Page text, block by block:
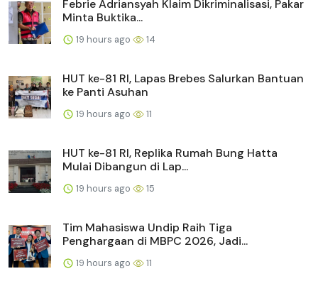
Febrie Adriansyah Klaim Dikriminalisasi, Pakar
Minta Buktika...
19 hours ago 14
HUT ke-81 RI, Lapas Brebes Salurkan Bantuan
ke Panti Asuhan
19 hours ago 11
HUT ke-81 RI, Replika Rumah Bung Hatta
Mulai Dibangun di Lap...
19 hours ago 15
Tim Mahasiswa Undip Raih Tiga
Penghargaan di MBPC 2026, Jadi...
19 hours ago 11